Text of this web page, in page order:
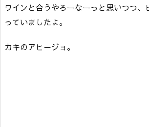
ワインと合うやろーなーっと思いつつ、
っていましたよ。
カキのアヒージョ。